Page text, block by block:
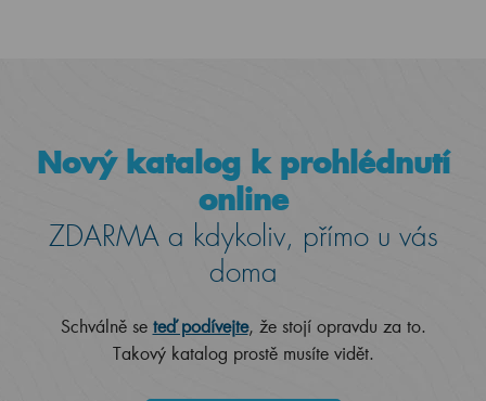
Nový katalog k prohlédnutí
online
ZDARMA a kdykoliv, přímo u vás
doma
Schválně se teď podívejte, že stojí opravdu za to.
Takový katalog prostě musíte vidět.